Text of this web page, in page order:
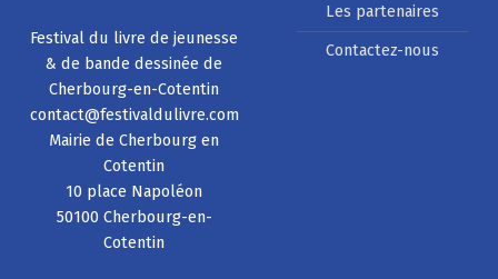
Festival du livre de jeunesse
& de bande dessinée de
Cherbourg-en-Cotentin
contact@festivaldulivre.com
Mairie de Cherbourg en
Cotentin
10 place Napoléon
50100 Cherbourg-en-
Cotentin
Les partenaires
Contactez-nous